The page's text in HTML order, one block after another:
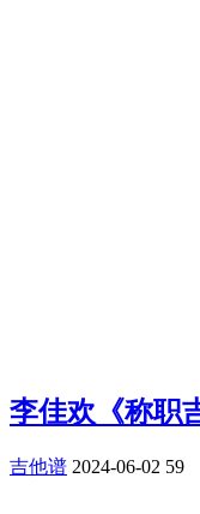
李佳欢《称职
吉他谱 2024-06-02 59